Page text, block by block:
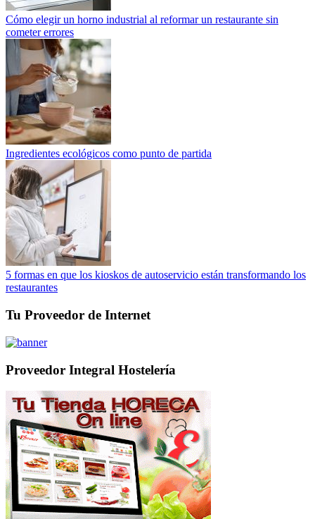
Cómo elegir un horno industrial al reformar un restaurante sin
cometer errores
Ingredientes ecológicos como punto de partida
5 formas en que los kioskos de autoservicio están transformando los
restaurantes
Tu Proveedor de Internet
Proveedor Integral Hostelería